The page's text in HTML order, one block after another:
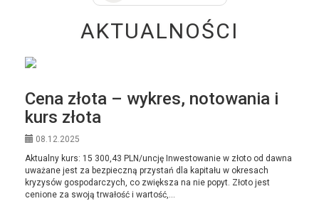
AKTUALNOŚCI
Cena złota – wykres, notowania i
kurs złota
08.12.2025
Aktualny kurs: 15 300,43 PLN/uncję Inwestowanie w złoto od dawna
uważane jest za bezpieczną przystań dla kapitału w okresach
kryzysów gospodarczych, co zwiększa na nie popyt. Złoto jest
cenione za swoją trwałość i wartość,...